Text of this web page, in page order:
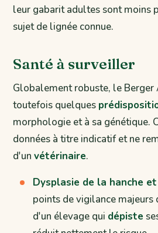
leur gabarit adultes sont moins
sujet de lignée connue.
Santé à surveiller
Globalement robuste, le
toutefois quelques
morphologie et à sa génétique.
données à titre indicatif et ne
d'un vétérinaire.
Dysplasie de la hanche
points de vigilance majeurs
d'un élevage qui dépiste